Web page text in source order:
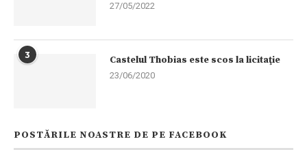
27/05/2022
3 Castelul Thobias este scos la licitaţie
23/06/2020
POSTĂRILE NOASTRE DE PE FACEBOOK